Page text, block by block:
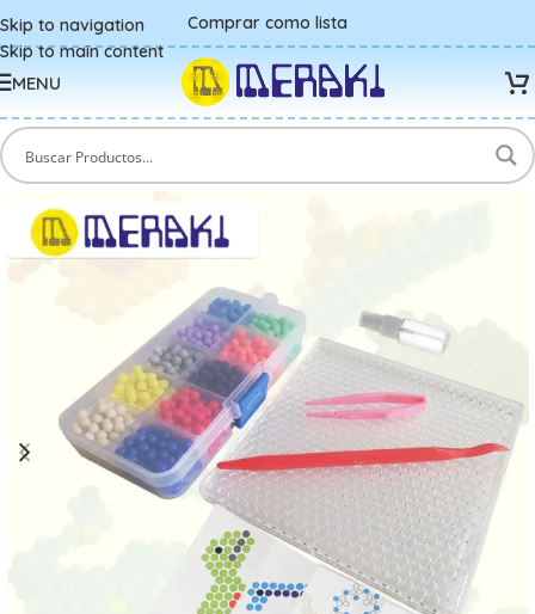
Skip to navigation
Skip to main content
Comprar como lista
MENU